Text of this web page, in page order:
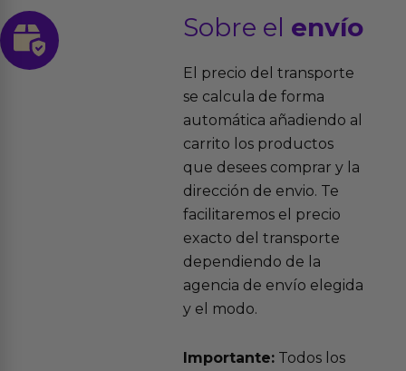
Sobre el envío
El precio del transporte
se calcula de forma
automática añadiendo al
carrito los productos
que desees comprar y la
dirección de envio. Te
facilitaremos el precio
exacto del transporte
dependiendo de la
agencia de envío elegida
y el modo.
Importante:Todos los